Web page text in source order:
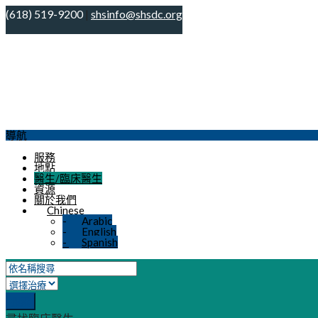
(618) 519-9200 | shsinfo@shsdc.org
導航
服務
地點
醫生/臨床醫生
資源
關於我們
Chinese
-
Arabic
-
English
-
Spanish
現在已超出我們正常營業時間，我們的診所目前已關